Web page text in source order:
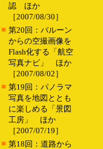
認 ほか
［2007/08/30］
■ 第20回：バルーン
からの空撮画像を
Flash化する「航空
写真ナビ」 ほか
［2007/08/02］
■ 第19回：パノラマ
写真を地図ととも
に楽しめる「景図
工房」 ほか
［2007/07/19］
■ 第18回：道路から